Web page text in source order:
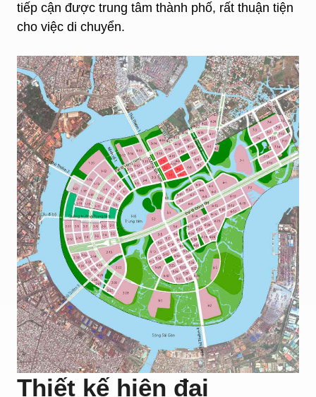
tiếp cận được trung tâm thành phố, rất thuận tiện
cho việc di chuyển.
Thiết kế hiện đại